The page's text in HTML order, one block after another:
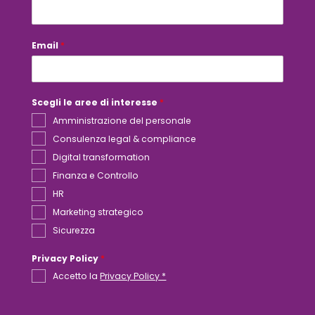
Email *
Scegli le aree di interesse *
Amministrazione del personale
Consulenza legal & compliance
Digital transformation
Finanza e Controllo
HR
Marketing strategico
Sicurezza
Privacy Policy *
Accetto laPrivacy Policy *